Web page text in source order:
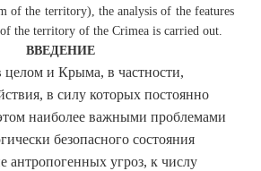
of the territory), the analysis of the features
the territory of the Crimea is carried out.
ВВЕДЕНИЕ
целом и Крыма, в частности,
в силу которых постоянно
наиболее важными проблемами
безопасного состояния
антропогенных угроз, к числу